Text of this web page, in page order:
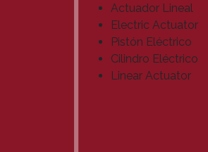
Actuador Lineal
Electric Actuator
Pistón Eléctrico
Cilindro Eléctrico
Linear Actuator